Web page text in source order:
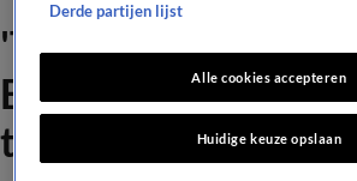
'Turkse
Erdogan steunen
terug naar Turkije'
Derde partijen lijst
Alle cookies accepteren
Huidige keuze opslaan